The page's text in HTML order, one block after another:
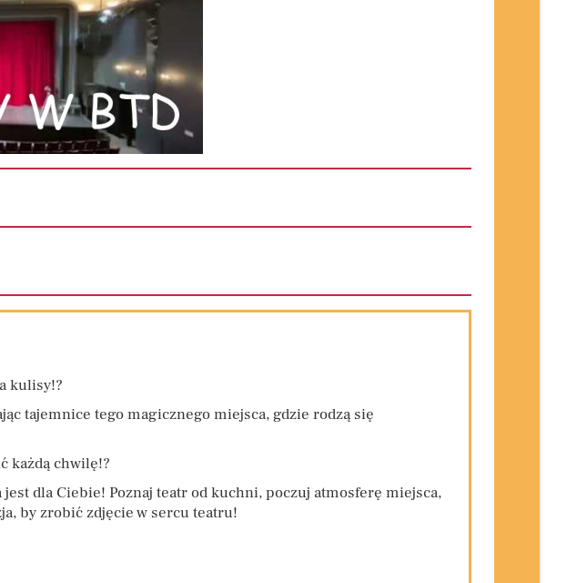
kulisy!?
tajemnice tego magicznego miejsca, gdzie rodzą się
każdą chwilę!?
dla Ciebie! Poznaj teatr od kuchni, poczuj atmosferę miejsca,
by zrobić zdjęcie w sercu teatru!